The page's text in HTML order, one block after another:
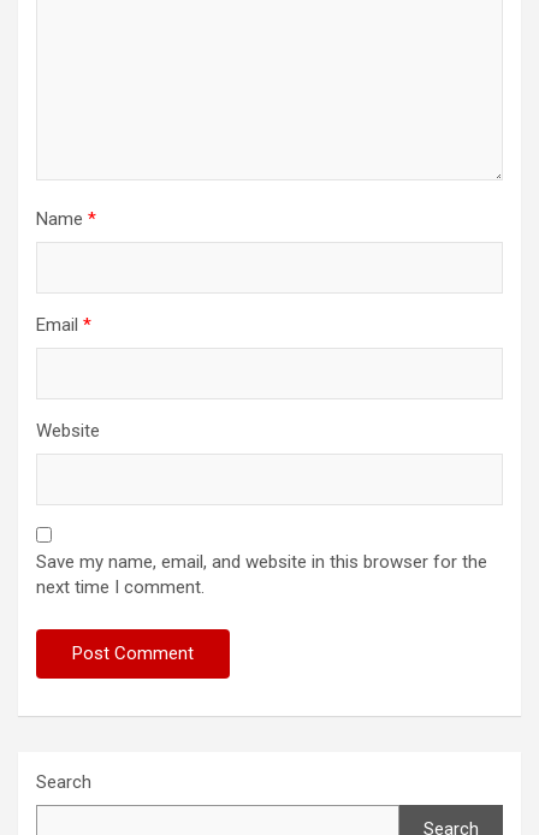
Name *
Email *
Website
Save my name, email, and website in this browser for the
next time I comment.
Search
Search